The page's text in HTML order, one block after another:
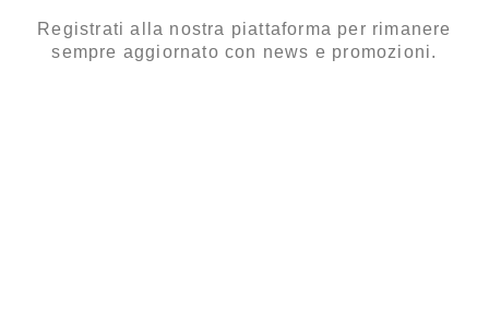
Registrati alla nostra piattaforma per rimanere
sempre aggiornato con news e promozioni.